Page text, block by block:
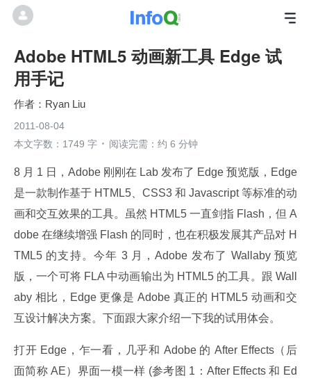
Adobe HTML5 动画新工具 Edge 试
用手记
Ryan Liu
2011-08-04
本文字数：1749 字
阅读完需：约 6 分钟
8 月 1 日，Adobe 刚刚在 Lab 发布了 Edge 预览版，Edge
是一款制作基于 HTML5、CSS3 和 Javascript 等标准的动
画和交互效果的工具。虽然 HTML5 一直剑指 Flash，但 A
dobe 在继续增强 Flash 的同时，也在积极发展其产品对 H
TML5 的支持。今年 3 月，Adobe 发布了 Wallaby 预览
版，一个可将 FLA 中动画输出为 HTML5 的工具。跟 Wall
aby 相比，Edge 更像是 Adobe 真正的 HTML5 动画和交
互设计解决方案。下面跟大家介绍一下我的试用体会。
打开 Edge，乍一看，几乎和 Adobe 的 After Effects（后
面简称 AE）界面一模一样 (参考图 1：After Effects 和 Ed